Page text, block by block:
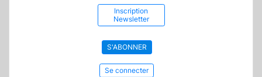
Inscription
Newsletter
S'ABONNER
Se connecter